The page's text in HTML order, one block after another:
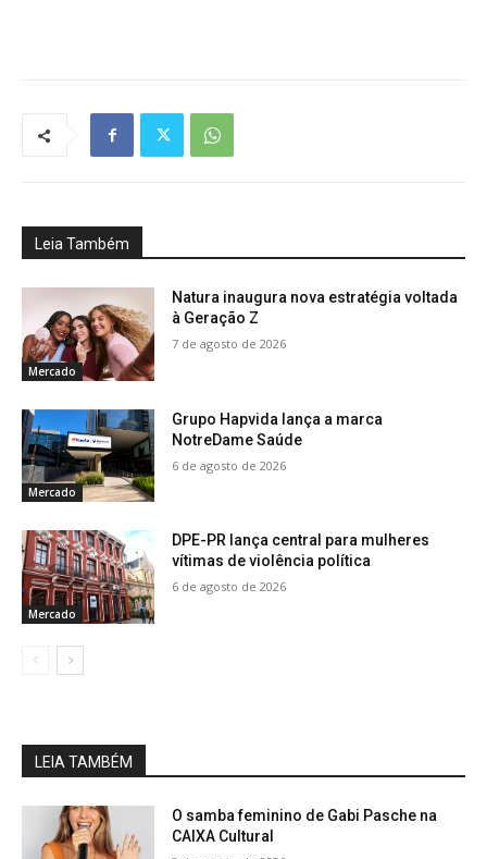
Leia Também
Mercado
Natura inaugura nova estratégia voltada
à Geração Z
7 de agosto de 2026
Mercado
Grupo Hapvida lança a marca
NotreDame Saúde
6 de agosto de 2026
Mercado
DPE-PR lança central para mulheres
vítimas de violência política
6 de agosto de 2026
LEIA TAMBÉM
O samba feminino de Gabi Pasche na
CAIXA Cultural